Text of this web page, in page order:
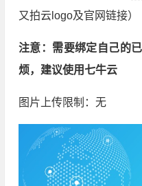
又拍云logo及官网链接）
注意：需要绑定自己的
烦，建议使用七牛云
图片上传限制：无